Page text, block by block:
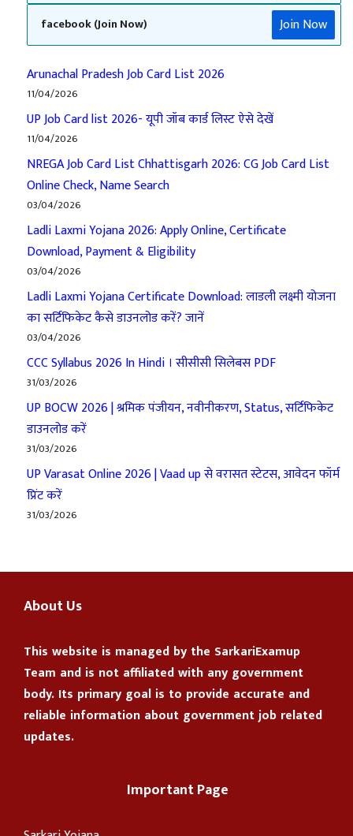
facebook (Join Now) Join Now
Arunachal Pradesh Job Card List 2026
11/04/2026
UP Job Card list 2026- यूपी जॉब कार्ड लिस्ट ऐसे देखें
11/04/2026
NREGA Job Card List Chhattisgarh 2026: CG Job Card List
Online Check, Name Search
03/04/2026
Ladli Laxmi Yojana 2026: Apply Online, Certificate
Download, Payment & Eligibility
03/04/2026
Ladli Laxmi Yojana Certificate Download: लाडली लक्ष्मी योजना
का सर्टिफिकेट कैसे डाउनलोड करें? जानें
03/04/2026
CCC Syllabus 2026 In Hindi । सीसीसी सिलेबस PDF
31/03/2026
UP BOCW 2026 | श्रमिक पंजीयन, नवीनीकरण, Status, सर्टिफिकेट
डाउनलोड करें
31/03/2026
UP Varasat Online 2026 | Vaad up से वरासत स्टेटस, आवेदन फॉर्म
प्रिंट करें
31/03/2026
About Us
This website is managed by the SarkariExamup
Team and is not affiliated with any government
body. Its primary goal is to provide accurate and
reliable information about government job related
updates.
Important Page